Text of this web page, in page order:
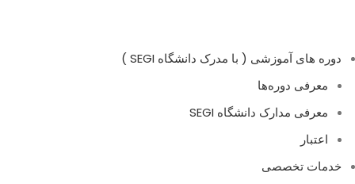
دوره های آموزشی ( با مدرک دانشگاه SEGI )
معرفی دوره‌ها
معرفی مدارک دانشگاه SEGI
اعتبار
خدمات تخصصی